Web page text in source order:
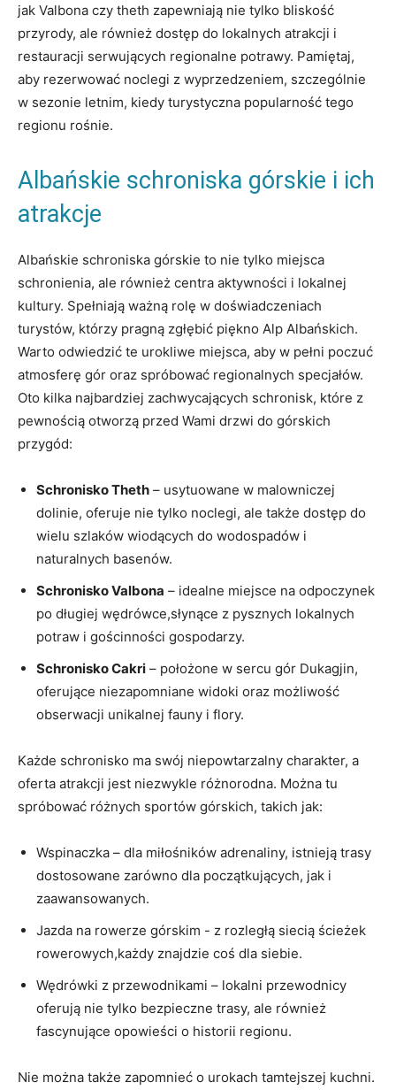
jak Valbona czy theth zapewniają nie ​tylko bliskość
‍przyrody,​ ale również dostęp⁣ do lokalnych atrakcji i
restauracji⁢ serwujących regionalne ⁣potrawy. Pamiętaj,
aby rezerwować noclegi z wyprzedzeniem, szczególnie
w sezonie letnim, ⁢kiedy⁣ turystyczna popularność ⁣tego
regionu rośnie.
Albańskie schroniska ​górskie⁤ i ich
atrakcje
Albańskie ‍schroniska górskie to nie⁣ tylko miejsca
schronienia, ale ​również centra ‍aktywności i lokalnej
kultury. Spełniają ważną rolę w ​doświadczeniach
turystów, którzy pragną zgłębić piękno Alp Albańskich. ​
Warto odwiedzić te urokliwe miejsca, aby w pełni poczuć
atmosferę gór oraz spróbować regionalnych specjałów.
Oto ⁣kilka⁢ najbardziej ‌zachwycających schronisk, które z⁤
pewnością​ otworzą przed Wami drzwi do‍ górskich
przygód:
Schronisko Theth – usytuowane‍ w malowniczej​
dolinie, oferuje nie⁣ tylko‌ noclegi, ‌ale także dostęp do
wielu szlaków ⁤wiodących do wodospadów i
naturalnych basenów.
Schronisko Valbona – idealne⁢ miejsce na odpoczynek
po długiej wędrówce,słynące ⁤z pysznych lokalnych
⁢potraw i gościnności gospodarzy.
Schronisko ‌Cakri – położone w sercu gór Dukagjin,
⁤oferujące niezapomniane widoki oraz możliwość
obserwacji unikalnej⁢ fauny i flory.
Każde ⁤schronisko ma swój niepowtarzalny charakter, a
oferta atrakcji jest ​niezwykle różnorodna.⁤ Można tu
spróbować różnych sportów‌ górskich,⁣ takich jak:
Wspinaczka – ⁢dla miłośników adrenaliny,​ istnieją trasy‌
dostosowane zarówno dla początkujących, jak ‍i‌
zaawansowanych.
Jazda ⁣na rowerze‌ górskim ⁢- ​z ‌rozległą siecią ścieżek
⁢rowerowych,każdy znajdzie ​coś dla siebie.
Wędrówki z ‍przewodnikami – lokalni przewodnicy
oferują‍ nie⁣ tylko bezpieczne trasy,⁣ ale również
fascynujące opowieści ​o⁤ historii regionu.
Nie ⁤można także zapomnieć o urokach⁤ tamtejszej‌ kuchni.